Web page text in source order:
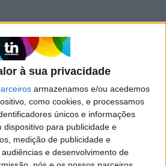
à sua privacidade
armazenamos e/ou acedemos
como cookies, e processamos
únicos e informações
dispositivo para publicidade e
medição de publicidade e
e desenvolvimento de